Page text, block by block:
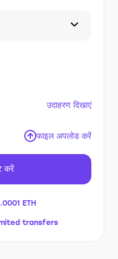
उदाहरण दिखाएं
फाइल अपलोड करें
करें
ETH
transfers